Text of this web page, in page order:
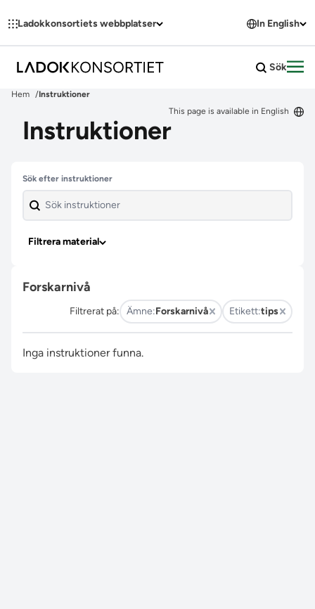
Ladokkonsortiets webbplatser In English
Sök
Hem
Instruktioner
This page is available in English
Instruktioner
Hoppa över filter
Sök efter instruktioner
Filtrera material
Forskarnivå
Filtrerat på: Ämne:Forskarnivå Etikett:tips
Inga instruktioner funna.